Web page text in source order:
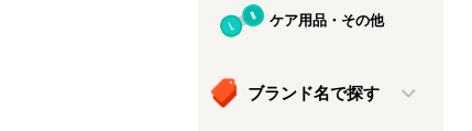
ケア用品・その他
ブランド名で探す